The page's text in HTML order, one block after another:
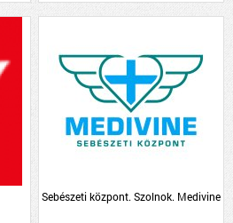
Sebészeti központ. Szolnok. Medivine